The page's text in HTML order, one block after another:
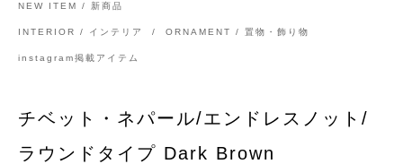
NEW ITEM / 新商品
INTERIOR / インテリア / ORNAMENT / 置物・飾り物
instagram掲載アイテム
チベット・ネパール/エンドレスノット/
ラウンドタイプ Dark Brown